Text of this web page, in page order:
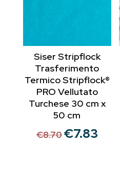
Siser Stripflock
Trasferimento
Termico Stripflock®
PRO Vellutato
Turchese 30 cm x
50 cm
€8.70 Il
€7.83Il